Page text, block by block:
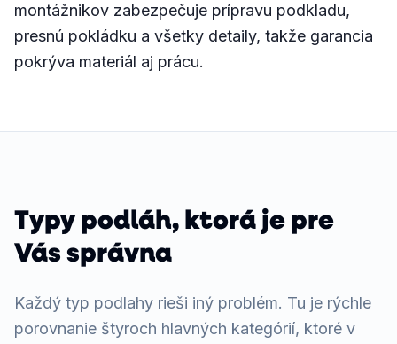
montážnikov zabezpečuje prípravu podkladu,
presnú pokládku a všetky detaily, takže garancia
pokrýva materiál aj prácu.
Typy podláh, ktorá je pre
Vás správna
Každý typ podlahy rieši iný problém. Tu je rýchle
porovnanie štyroch hlavných kategórií, ktoré v